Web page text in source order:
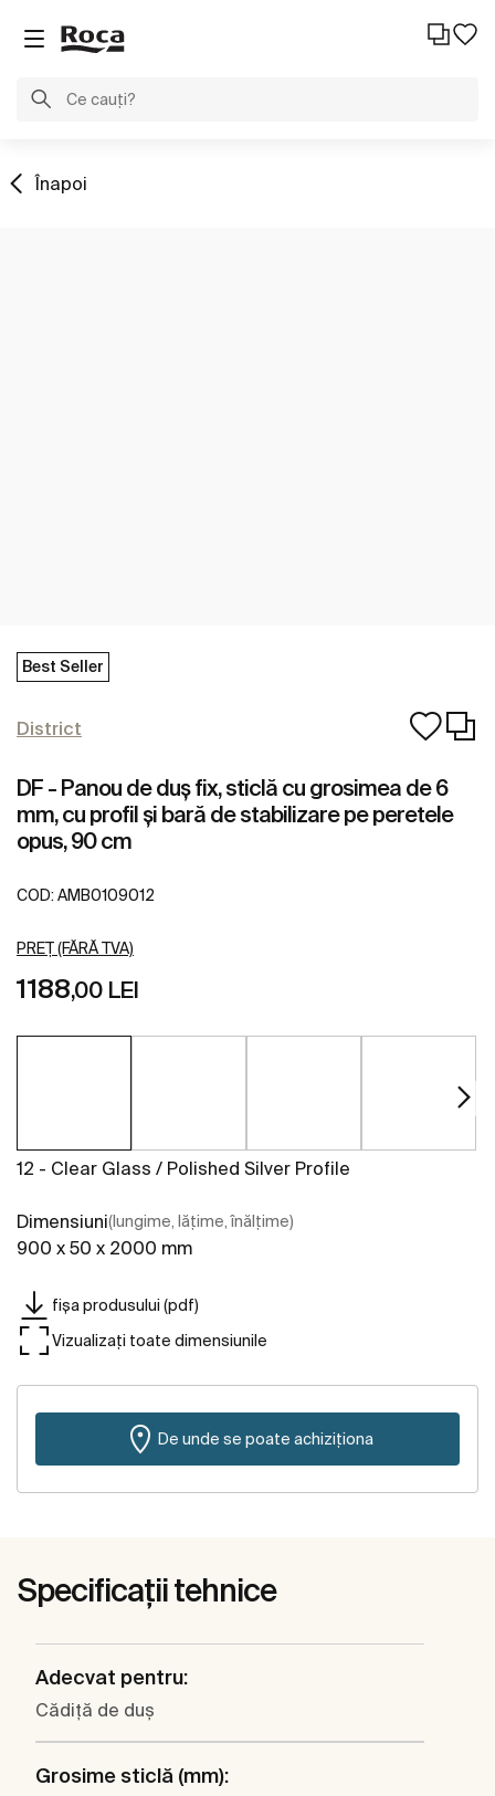
Înapoi
Best Seller
District
DF - Panou de duș fix, sticlă cu grosimea de 6
mm, cu profil și bară de stabilizare pe peretele
opus, 90 cm
COD: AMB0109012
PREȚ (FĂRĂ TVA)
1188,00 LEI
12 - Clear Glass / Polished Silver Profile
Dimensiuni(lungime, lățime, înălțime)
900 x 50 x 2000 mm
fișa produsului (pdf)
Vizualizați toate dimensiunile
De unde se poate achiziționa
Specificații tehnice
Adecvat pentru:
Cădiţă de duş
Grosime sticlă (mm):